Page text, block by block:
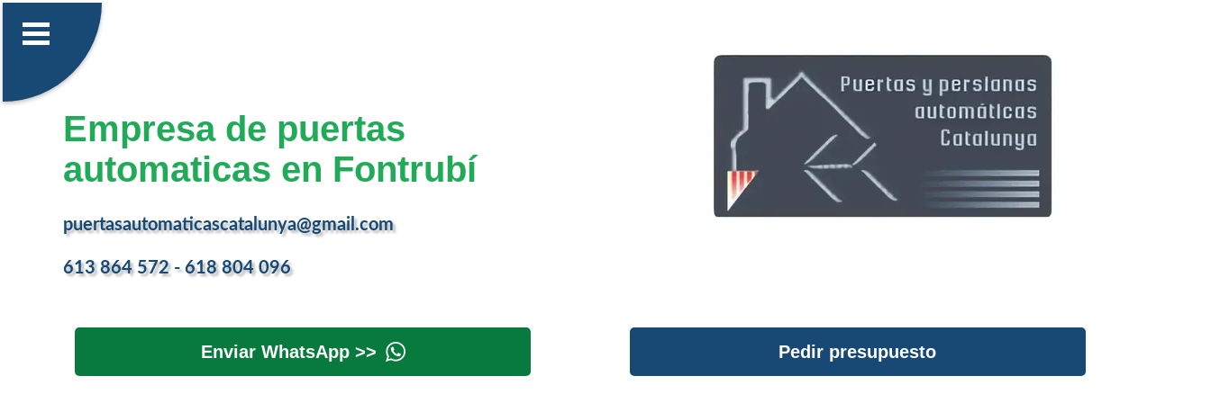
Empresa de puertas
automaticas en Fontrubí
puertasautomaticascatalunya@gmail.com
613 864 572 - 618 804 096
Enviar WhatsApp >> Pedir presupuesto